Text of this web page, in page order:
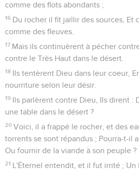
comme des flots abondants ;
16 Du rocher il fit jaillir des sources, Et
comme des fleuves.
17 Mais ils continuèrent à pécher
contre le Très Haut dans le désert.
18 Ils tentèrent Dieu dans leur coeur,
nourriture selon leur désir.
19 Ils parlèrent contre Dieu, Ils dirent :
une table dans le désert ?
20 Voici, il a frappé le rocher, et des
torrents se sont répandus ; Pourra-t-il
Ou fournir de la viande à son peuple ?
21 L'Éternel entendit, et il fut irrité ; Un